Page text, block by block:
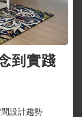
到實踐
設計趨勢